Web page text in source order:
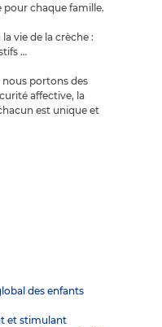
pour chaque famille.
vie de la crèche :
…
nous portons des
affective, la
est unique et
des enfants
et stimulant